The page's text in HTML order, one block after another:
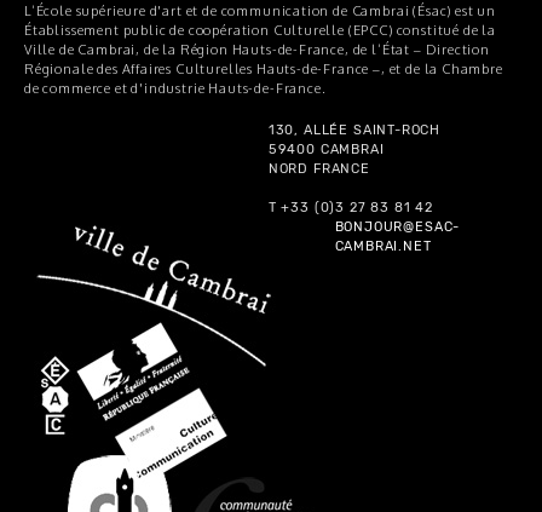
L’École supérieure d'art et de communication de Cambrai (Ésac) est un
Établissement public de coopération Culturelle (EPCC) constitué de la
Ville de Cambrai, de la Région Hauts-de-France, de l’État – Direction
Régionale des Affaires Culturelles Hauts-de-France –, et de la Chambre
de commerce et d'industrie Hauts-de-France.
130, ALLÉE SAINT-ROCH
59400 CAMBRAI
NORD FRANCE
T +33 (0)3 27 83 81 42
BONJOUR@ESAC-
CAMBRAI.NET